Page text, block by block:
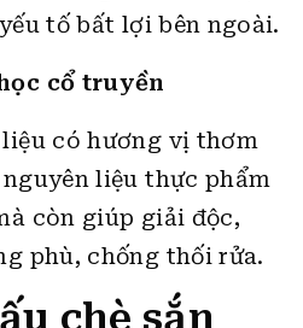
tố bất lợi bên ngoài.
cổ truyền
có hương vị thơm
liệu thực phẩm
còn giúp giải độc,
phù, chống thối rửa.
chè sắn